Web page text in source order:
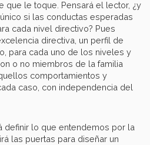
que le toque. Pensará el lector, ¿y
si las conductas esperadas
cada nivel directivo? Pues
directiva, un perfil de
para cada uno de los niveles y
o no miembros de la familia
comportamientos y
caso, con independencia del
definir lo que entendemos por la
las puertas para diseñar un